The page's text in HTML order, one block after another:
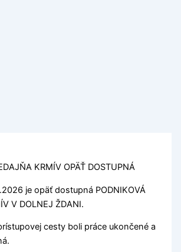
KRMÍV OPÄŤ DOSTUPNÁ
je opäť dostupná PODNIKOVÁ
V DOLNEJ ŽDANI.
cesty boli práce ukončené a